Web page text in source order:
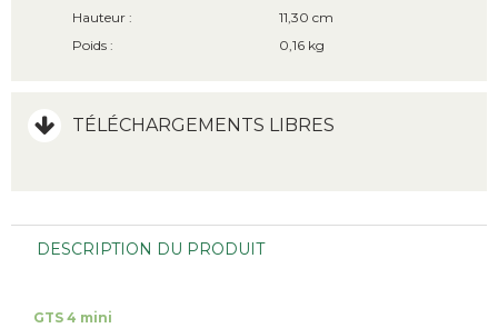
Hauteur :
11,30 cm
Poids :
0,16 kg
TÉLÉCHARGEMENTS LIBRES
DESCRIPTION DU PRODUIT
GTS 4 mini